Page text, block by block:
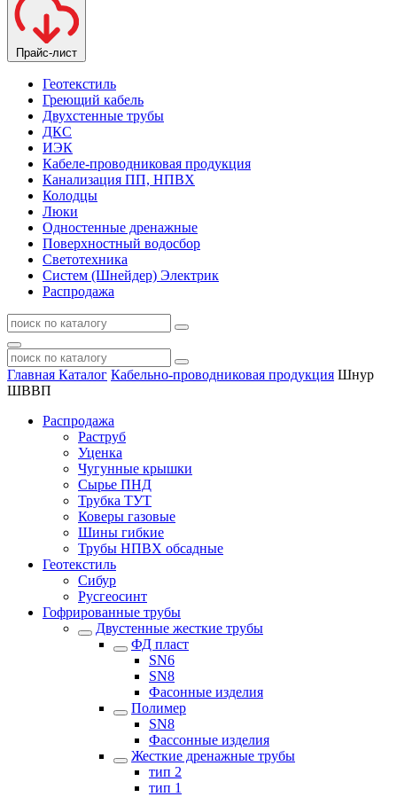
Прайс-лист
Геотекстиль
Греющий кабель
Двухстенные трубы
ДКС
ИЭК
Кабеле-проводниковая продукция
Канализация ПП, НПВХ
Колодцы
Люки
Одностенные дренажные
Поверхностный водосбор
Светотехника
Систем (Шнейдер) Электрик
Распродажа
Главная Каталог Кабельно-проводниковая продукция Шнур
ШВВП
Распродажа
Раструб
Уценка
Чугунные крышки
Сырье ПНД
Трубка ТУТ
Коверы газовые
Шины гибкие
Трубы НПВХ обсадные
Геотекстиль
Сибур
Русгеосинт
Гофрированные трубы
Двустенные жесткие трубы
ФД пласт
SN6
SN8
Фасонные изделия
Полимер
SN8
Фассонные изделия
Жесткие дренажные трубы
тип 2
тип 1